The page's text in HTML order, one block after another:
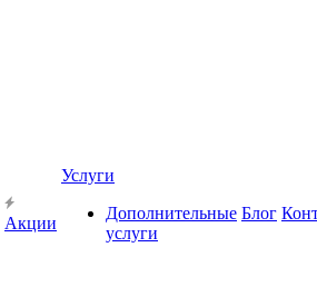
Акции
Услуги
Дополнительные
услуги
Блог